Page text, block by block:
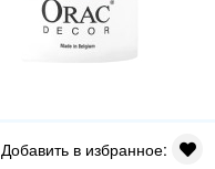
Добавить в избранное: